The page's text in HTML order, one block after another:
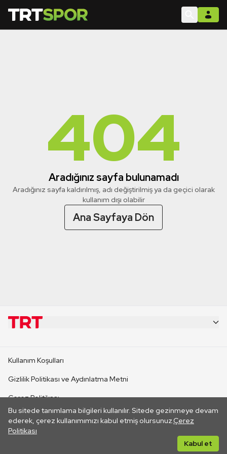
404
Aradığınız sayfa bulunamadı
Aradığınız sayfa kaldırılmış, adı değiştirilmiş ya da geçici olarak
kullanım dışı olabilir
Ana Sayfaya Dön
Bu sitede tanımlama bilgileri kullanılır. Sitede gezinmeye devam
ederek, çerez kullanımımızı kabul etmiş olursunuz.Çerez
Politikası
Kabul et
CANLI YAYINLAR
Kullanım Koşulları
Gizlilik Politikası ve Aydınlatma Metni
Çerez Politikası
İletişim
Her hakkı saklıdır. ©2026 TRT. Bağlantı yoluyla gidilen dış